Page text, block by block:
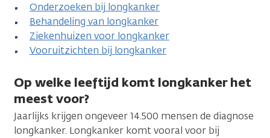
Onderzoeken bij longkanker
Behandeling van longkanker
Ziekenhuizen voor longkanker
Vooruitzichten bij longkanker
Op welke leeftijd komt longkanker het
meest voor?
Jaarlijks krijgen ongeveer 14.500 mensen de diagnose
longkanker. Longkanker komt vooral voor bij